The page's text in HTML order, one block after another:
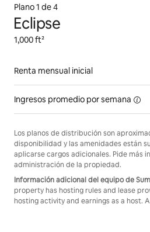
Plano 1 de 4
Eclipse
1,000 ft²
Renta mensual inicial
Ingresos promedio porsemana
Los planos de distribución son
disponibilidad y las amenidades están
aplicarse cargos adicionales. Pide más
administración de la propiedad.
Información adicional del equipo de
property has hosting rules and lease
hosting activity and earnings as a host.